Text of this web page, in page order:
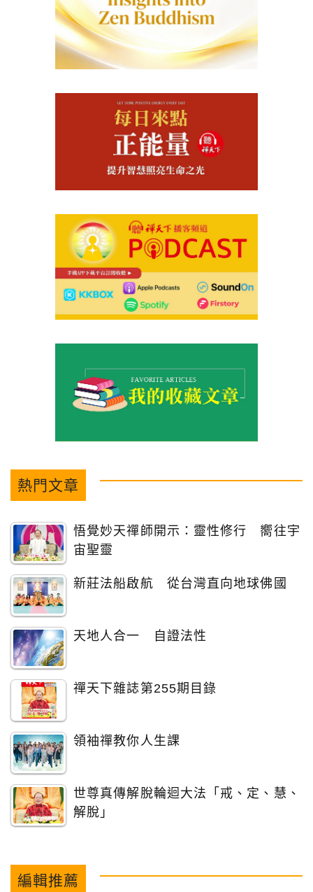
熱門文章
悟覺妙天禪師開示：靈性修行 嚮往宇
宙聖靈
新莊法船啟航 從台灣直向地球佛國
天地人合一 自證法性
禪天下雜誌第255期目錄
領袖禪教你人生課
世尊真傳解脫輪迴大法「戒、定、慧、
解脫」
編輯推薦